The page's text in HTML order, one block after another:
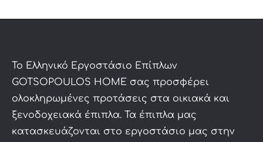
To Ελληνικό Εργοστάσιο Επίπλων
GOTSOPOULOS HOME σας προσφέρει
ολοκληρωμένες προτάσεις στα οικιακά και
ξενοδοχειακά έπιπλα. Τα έπιπλα μας
κατασκευάζονται στο εργοστάσιο μας στην